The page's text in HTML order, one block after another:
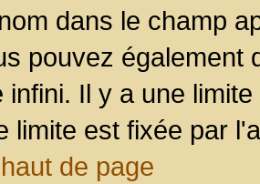
dans le champ
pouvez également
infini. Il y a une
limite est fixée par
de page